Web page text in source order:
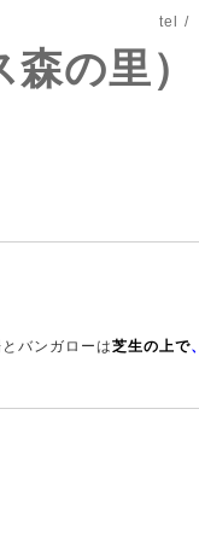
tel /
の里）
バンガローは芝生の上で、